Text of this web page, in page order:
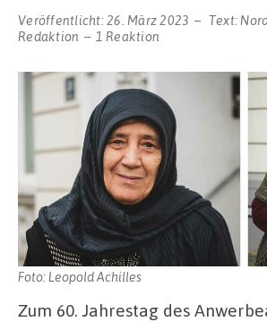
Veröffentlicht:26. März 2023 Text:
Redaktion
1 Reaktion
Foto: Leopold Achilles
Zum 60. Jahrestag des